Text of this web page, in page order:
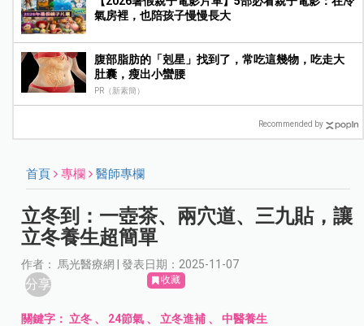
氣房裡，也陪孩子慢慢長大
腹部脂肪的「剋星」找到了，常吃這幾物，吃走大
肚囊，瘦出小蠻腰
PR（新素簡）
Recommended by
首頁 專欄 醫師專欄
立冬到：一壺茶、兩穴道、三九貼，讓
立冬養生超簡單
作者： 馬光醫療網 | 發表日期：2025-11-07
分享 收藏
關鍵字： 立冬 、 24節氣 、 立冬進補 、中醫養生